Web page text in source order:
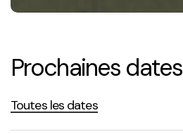
Prochaines dates
Toutes les dates